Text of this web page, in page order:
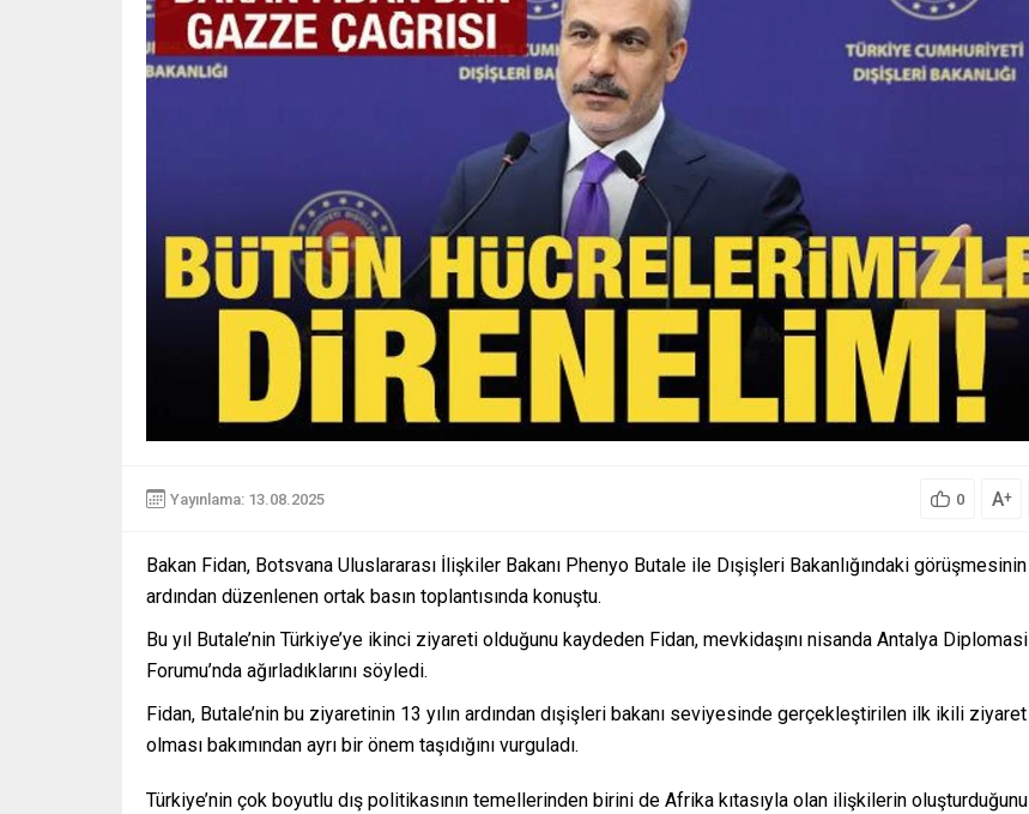
Yayınlama: 13.08.2025 0 A+
Bakan Fidan, Botsvana Uluslararası İlişkiler Bakanı Phenyo Butale ile Dışişleri Bakanlığındaki görüşmesinin
ardından düzenlenen ortak basın toplantısında konuştu.
Bu yıl Butale’nin Türkiye’ye ikinci ziyareti olduğunu kaydeden Fidan, mevkidaşını nisanda Antalya Diplomasi
Forumu’nda ağırladıklarını söyledi.
Fidan, Butale’nin bu ziyaretinin 13 yılın ardından dışişleri bakanı seviyesinde gerçekleştirilen ilk ikili ziyaret
olması bakımından ayrı bir önem taşıdığını vurguladı.
Türkiye’nin çok boyutlu dış politikasının temellerinden birini de Afrika kıtasıyla olan ilişkilerin oluşturduğunu